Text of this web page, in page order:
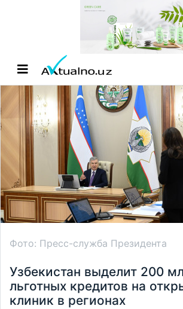
Фото: Пресс-служба Президента
Узбекистан выделит 200
льготных кредитов на
клиник в регионах